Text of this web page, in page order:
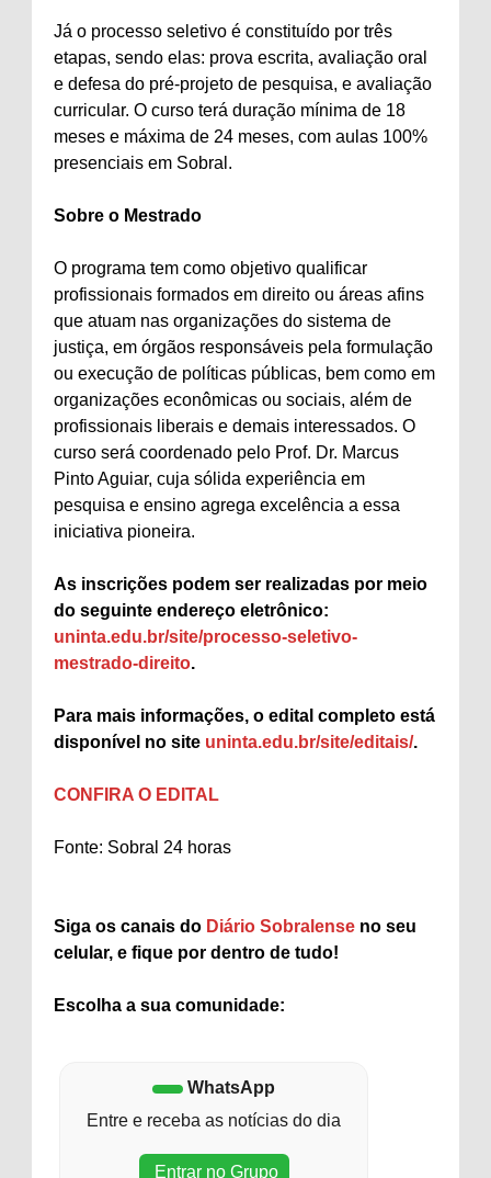
Já o processo seletivo é constituído por três
etapas, sendo elas: prova escrita, avaliação oral
e defesa do pré-projeto de pesquisa, e avaliação
curricular. O curso terá duração mínima de 18
meses e máxima de 24 meses, com aulas 100%
presenciais em Sobral.
Sobre o Mestrado
O programa tem como objetivo qualificar
profissionais formados em direito ou áreas afins
que atuam nas organizações do sistema de
justiça, em órgãos responsáveis pela formulação
ou execução de políticas públicas, bem como em
organizações econômicas ou sociais, além de
profissionais liberais e demais interessados. O
curso será coordenado pelo Prof. Dr. Marcus
Pinto Aguiar, cuja sólida experiência em
pesquisa e ensino agrega excelência a essa
iniciativa pioneira.
As inscrições podem ser realizadas por meio
do seguinte endereço eletrônico:
uninta.edu.br/site/processo-seletivo-
mestrado-direito.
Para mais informações, o edital completo está
disponível no site uninta.edu.br/site/editais/.
CONFIRA O EDITAL
Fonte: Sobral 24 horas
Siga os canais do Diário Sobralense no seu
celular, e fique por dentro de tudo!
Escolha a sua comunidade:
WhatsApp
Entre e receba as notícias do dia
Entrar no Grupo